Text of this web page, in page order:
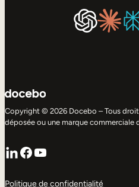
Copyright © 2026 Docebo – Tous
déposée ou une marque commerciale
LinkedIn
Facebook
YouTube
Politique de confidentialité